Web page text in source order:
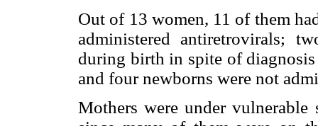
Out of 13 women, 11 of them
administered antiretrovirals;
during birth in spite of
and four newborns were not
Mothers were under